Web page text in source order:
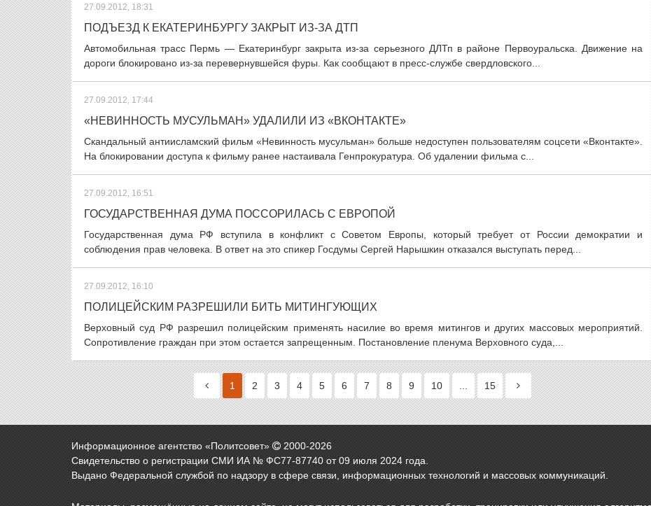
27.09.2012, 18:31
ПОДЪЕЗД К ЕКАТЕРИНБУРГУ ЗАКРЫТ ИЗ-ЗА ДТП
Автомобильная трасс Пермь — Екатеринбург закрыта из-за серьезного ДЛТп в районе Первоуральска. Движение на
дороги блокировано из-за перевернувшейся фуры. Как сообщают в пресс-службе свердловского...
27.09.2012, 17:44
«НЕВИННОСТЬ МУСУЛЬМАН» УДАЛИЛИ ИЗ «ВКОНТАКТЕ»
Скандальный антиисламский фильм «Невинность мусульман» больше недоступен пользователям соцсети «Вконтакте».
На блокировании доступа к фильму ранее настаивала Генпрокуратура. Об удалении фильма с...
27.09.2012, 16:51
ГОСУДАРСТВЕННАЯ ДУМА ПОССОРИЛАСЬ С ЕВРОПОЙ
Государственная дума РФ вступила в конфликт с Советом Европы, который требует от России демократии и
соблюдения прав человека. В ответ на это спикер Госдумы Сергей Нарышкин отказался выступать перед...
27.09.2012, 16:10
ПОЛИЦЕЙСКИМ РАЗРЕШИЛИ БИТЬ МИТИНГУЮЩИХ
Верховный суд РФ разрешил полицейским применять насилие во время митингов и других массовых мероприятий.
Сопротивление граждан при этом остается запрещенным. Постановление пленума Верховного суда,...
1 2 3 4 5 6 7 8 9 10 15
Информационное агентство «Политсовет» 2000-2026
Свидетельство о регистрации СМИ ИА № ФС77-87740 от 09 июля 2024 года.
Выдано Федеральной службой по надзору в сфере связи, информационных технологий и массовых коммуникаций.